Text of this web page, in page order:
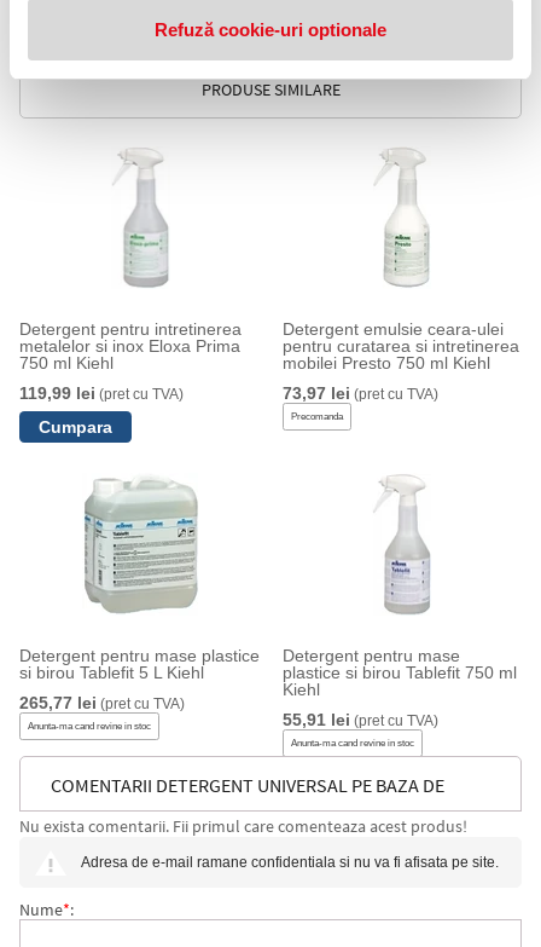
Refuză cookie-uri optionale
Descarcati fisa tehnica deaici
PRODUSE SIMILARE
Detergent pentru intretinerea
metalelor si inox Eloxa Prima
750 ml Kiehl
119,99 lei (pret cu TVA)
Detergent emulsie ceara-ulei
pentru curatarea si intretinerea
mobilei Presto 750 ml Kiehl
73,97 lei (pret cu TVA)
Precomanda
Detergent pentru mase plastice
si birou Tablefit 5 L Kiehl
265,77 lei (pret cu TVA)
Anunta-ma cand revine in stoc
Detergent pentru mase
plastice si birou Tablefit 750 ml
Kiehl
55,91 lei (pret cu TVA)
Anunta-ma cand revine in stoc
COMENTARII DETERGENT UNIVERSAL PE BAZA DE
ALCOOL KERADET AKTIV 10 L KIEHL
Nu exista comentarii. Fii primul care comenteaza acest produs!
Adresa de e-mail ramane confidentiala si nu va fi afisata pe site.
Nume*: